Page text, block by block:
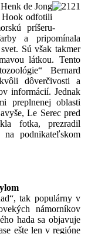
-
de Jong
Hook odfotili
príšeru
a pripomínala
Sú však takmer
látkou. Tento
Bernard
dôverčivosti a
informácií. Jednak
preplnenej oblasti
Le Serec pred
fotka, prezradil
podnikateľskom
tak populárny v
námorníkov
hada sa objavuje
ešte len v regióne